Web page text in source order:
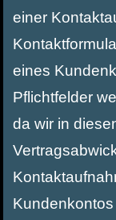
einer
eines
Pflichtfelder
da wir in